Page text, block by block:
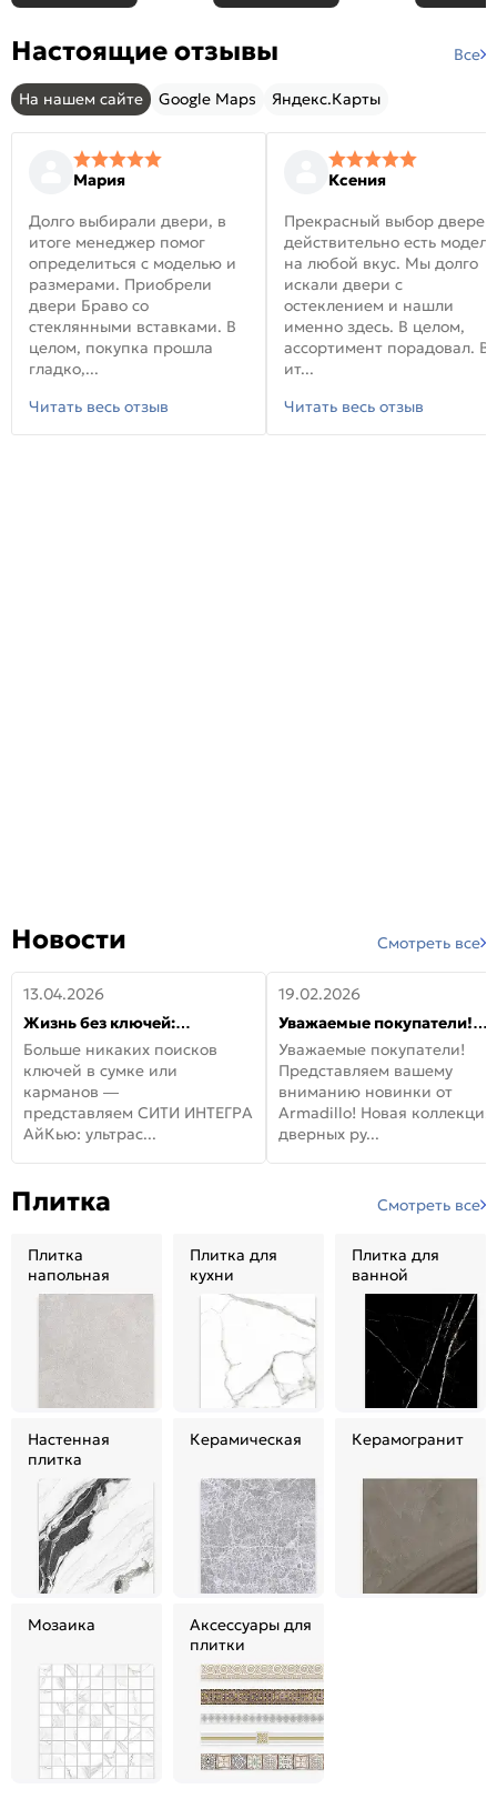
Настоящие отзывы Все
На нашем сайте Google Maps Яндекс.Карты
Мария
Долго выбирали двери, в
итоге менеджер помог
определиться с моделью и
размерами. Приобрели
двери Браво со
стеклянными вставками. В
целом, покупка прошла
гладко,...
Читать весь отзыв
Ксения
Прекрасный выбор
действительно есть модели
на любой вкус. Мы долго
искали двери с
остеклением и нашли
именно здесь. В целом,
ассортимент порадовал. В
ит...
Читать весь отзыв
Новости Смотреть все
13.04.2026
Жизнь без ключей:
встречайте новую дверь
СИТИ ИНТЕГРА АйКью!
Больше никаких поисков
ключей в сумке или
карманов —
представляем СИТИ ИНТЕГРА
АйКью: ультрас...
19.02.2026
Уважаемые покупатели!
Представляем вашему
вниманию новинки от
Armadillo!
Уважаемые покупатели!
Представляем вашему
вниманию новинки от
Armadillo! Новая коллекция
дверных ру...
Плитка Смотреть все
Плитка
напольная
Плитка для
кухни
Плитка для
ванной
Настенная
плитка
Керамическая Керамогранит
Мозаика
Аксессуары для
плитки